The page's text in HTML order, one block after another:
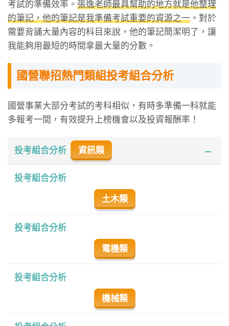
考試的準備效率。 張逸老師最具幫助的地方就是他整理
的筆記，他的筆記是我準備考試重要的資源之一 。對於
需要背誦大量內容的科目來說，他的筆記簡潔明了，讓
我能夠用最短的時間拿最大量的分數。
國營聯招熱門類組投考組合分析
國營事業大部分考試的考科相似，有時多準備一科就能
多報考一間，有效提升上榜機會以及投資報酬率！
投考組合分析 資訊類
投考組合分析
土木類
投考組合分析
電機類
投考組合分析
機械類